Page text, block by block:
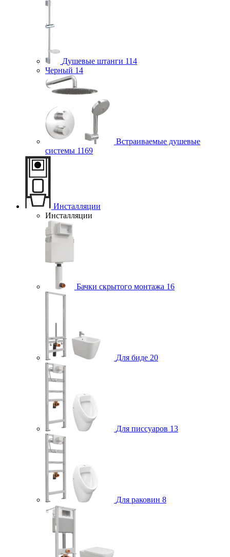
Душевые штанги 114
Черный 14
Встраиваемые душевые
системы 1169
Инсталляции
Инсталляции
Бачки скрытого монтажа 16
Для биде 20
Для писсуаров 13
Для раковин 8